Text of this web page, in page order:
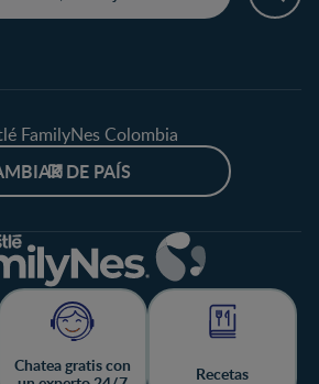
FamilyNes Colombia
DE PAÍS
Chatea gratis con
Recetas